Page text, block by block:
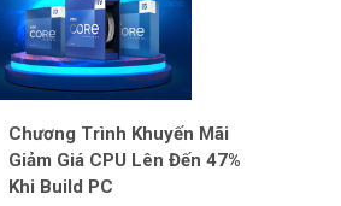
Chương Trình Khuyến Mãi
Giảm Giá CPU Lên Đến 47%
Khi Build PC